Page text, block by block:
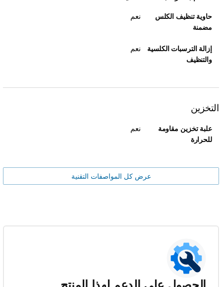
حاوية تنظيف الكلس
مضمنة
نعم
إزالة الترسبات الكلسية
والتنظيف
نعم
التخزين
علبة تخزين مقاومة
للحرارة
نعم
عرض كل المواصفات التقنية